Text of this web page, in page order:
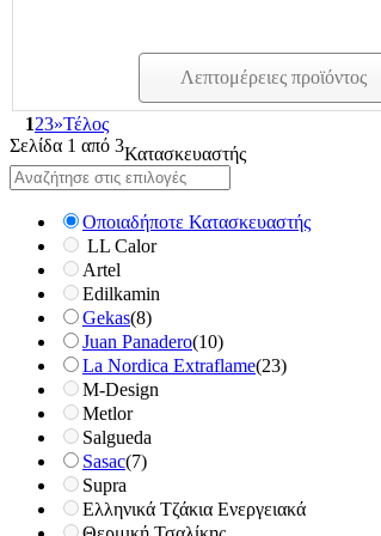
Λεπτομέρειες προϊόντος
123»Τέλος
Σελίδα 1 από 3Κατασκευαστής
Οποιαδήποτε Κατασκευαστής
LL Calor
Artel
Edilkamin
Gekas(8)
Juan Panadero(10)
La Nordica Extraflame(23)
M-Design
Metlor
Salgueda
Sasac(7)
Supra
Ελληνικά Τζάκια Ενεργειακά